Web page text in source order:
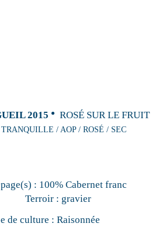
2015 ROSÉ SUR LE FRUIT
/ AOP / ROSÉ / SEC
: 100% Cabernet franc
Terroir : gravier
de culture : Raisonnée